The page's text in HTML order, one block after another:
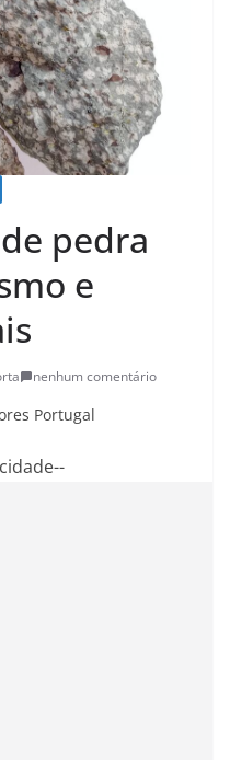
pedra
e
nenhum comentário
Portugal